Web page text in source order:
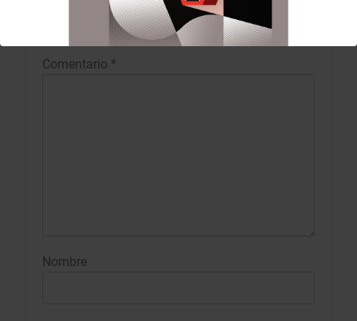
Los campos obligatorios están
marcados con*
Comentario *
Nombre